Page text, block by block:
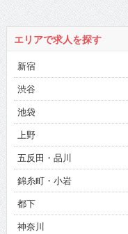
エリアで求人を探す
新宿
渋谷
池袋
上野
五反田・品川
錦糸町・小岩
都下
神奈川